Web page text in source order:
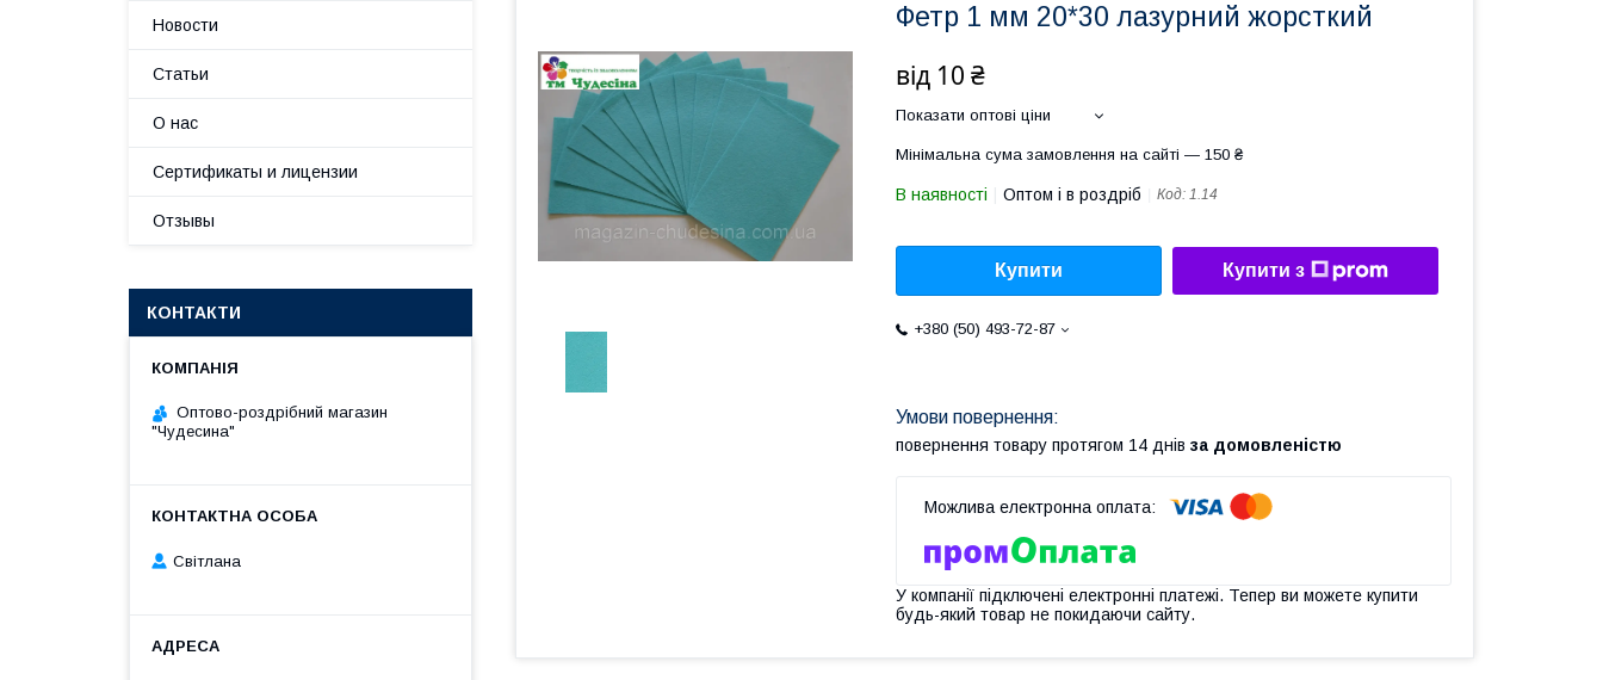
Фетр 1 мм 20*30 лазурний жорсткий
від 10 ₴
Показати оптові ціни
Мінімальна сума замовлення на сайті — 150 ₴
В наявності Оптом і в роздріб Код: 1.14
Купити Купити з
+380 (50) 493-72-87
повернення товару протягом 14 днів за домовленістю
У компанії підключені електронні платежі. Тепер ви можете купити
будь-який товар не покидаючи сайту.
Новости
Статьи
О нас
Сертификаты и лицензии
Отзывы
КОНТАКТИ
Оптово-роздрібний магазин
"Чудесина"
Світлана